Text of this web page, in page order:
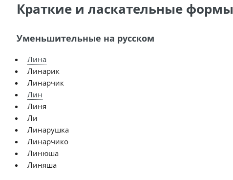
Краткие и ласкательные формы
Уменьшительные на русском
Лина
Линарик
Линарчик
Лин
Линя
Ли
Линарушка
Линарчико
Линюша
Линяша